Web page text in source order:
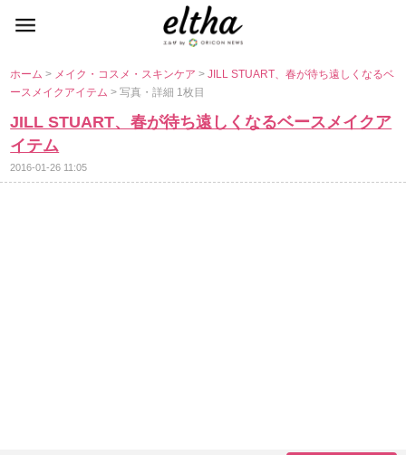
ホーム> メイク・コスメ・スキンケア>JILL STUART、春が待ち遠しくなるベ
ースメイクアイテム> 写真・詳細 1枚目
JILL STUART、春が待ち遠しくなるベースメイクア
イテム
2016-01-26 11:05